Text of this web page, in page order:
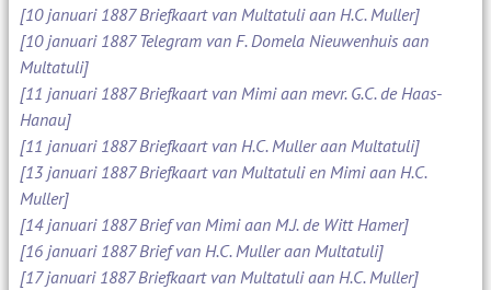
[10 januari 1887 Briefkaart van Multatuli aan H.C. Muller]
[10 januari 1887 Telegram van F. Domela Nieuwenhuis aan
Multatuli]
[11 januari 1887 Briefkaart van Mimi aan mevr. G.C. de Haas-
Hanau]
[11 januari 1887 Briefkaart van H.C. Muller aan Multatuli]
[13 januari 1887 Briefkaart van Multatuli en Mimi aan H.C.
Muller]
[14 januari 1887 Brief van Mimi aan M.J. de Witt Hamer]
[16 januari 1887 Brief van H.C. Muller aan Multatuli]
[17 januari 1887 Briefkaart van Multatuli aan H.C. Muller]